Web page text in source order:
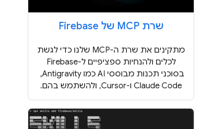
שרת MCP של Firebase
מתקינים את שרת ה-MCP שלנו כדי לגשת
לכלים ולהנחיות ספציפיים ל-Firebase
בסוכני תכנות מבוססי AI כמו Antigravity, ‏
Claude Code ו-Cursor, ולהשתמש בהם.